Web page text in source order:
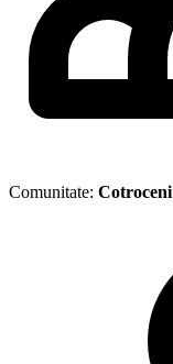
Comunitate: Cotroceni